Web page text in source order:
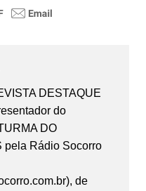
DESTAQUE
do
DO
pela Rádio Socorro
de